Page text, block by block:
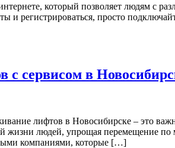
который позволяет людям с
и регистрироваться, просто
с сервисом в
лифтов в Новосибирске – это
людей, упрощая перемещение по
компаниями, которые […]